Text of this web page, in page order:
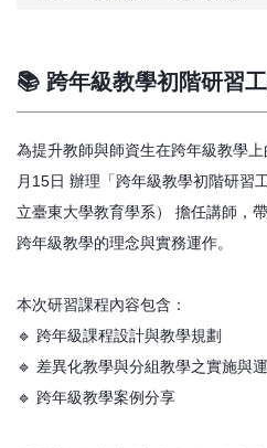
📚 跨年級教學初階研習
為提升教師與師資生在跨年級教學
月15日 辦理「跨年級教學初階研習
立臺東大學教育學系） 擔任講師，
跨年級教學的理念與實務運作。
本次研習課程內容包含：
🔹 跨年級課程設計與教學規劃
🔹 差異化教學與分組教學之實施與
🔹 跨年級教學案例分享